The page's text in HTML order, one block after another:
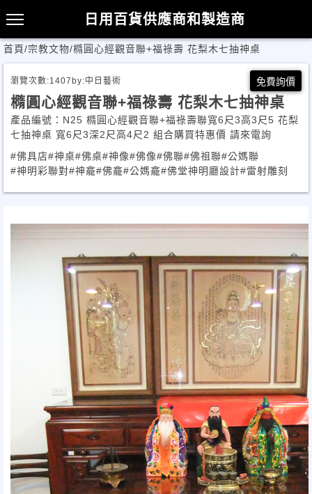
日用百貨供應商和製造商
首頁/宗教文物/橢圓心經觀音聯+福祿壽 花梨木七抽神桌
瀏覽次數:1407 by:中日藝術 免費詢價
橢圓心經觀音聯+福祿壽 花梨木七抽神桌
產品編號：N25 橢圓心經觀音聯+福祿壽聯寬6尺3高3尺5 花梨
七抽神桌 寬6尺3深2尺高4尺2 組合購買特惠價 請來電詢
#佛具店#神桌#佛桌#神像#佛像#佛聯#佛祖聯#公媽聯
#神明彩聯對#神龕#佛龕#公媽龕#佛堂神明廳設計#雷射雕刻